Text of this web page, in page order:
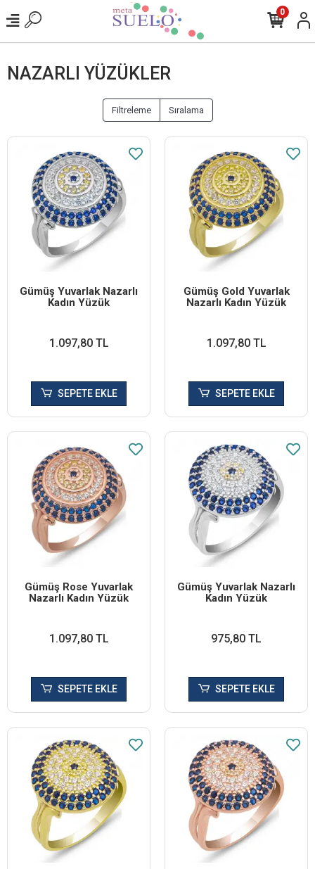
0
NAZARLI YÜZÜKLER
Filtreleme Sıralama
Gümüş Yuvarlak Nazarlı
Kadın Yüzük
1.097,80 TL
SEPETE EKLE
Gümüş Gold Yuvarlak
Nazarlı Kadın Yüzük
1.097,80 TL
SEPETE EKLE
Gümüş Rose Yuvarlak
Nazarlı Kadın Yüzük
1.097,80 TL
SEPETE EKLE
Gümüş Yuvarlak Nazarlı
Kadın Yüzük
975,80 TL
SEPETE EKLE